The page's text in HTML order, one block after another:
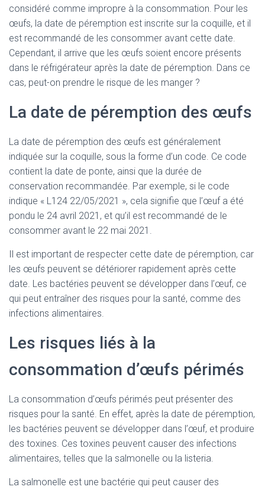
considéré comme impropre à la consommation. Pour les
œufs, la date de péremption est inscrite sur la coquille, et il
est recommandé de les consommer avant cette date.
Cependant, il arrive que les œufs soient encore présents
dans le réfrigérateur après la date de péremption. Dans ce
cas, peut-on prendre le risque de les manger ?
La date de péremption des œufs
La date de péremption des œufs est généralement
indiquée sur la coquille, sous la forme d’un code. Ce code
contient la date de ponte, ainsi que la durée de
conservation recommandée. Par exemple, si le code
indique « L124 22/05/2021 », cela signifie que l’œuf a été
pondu le 24 avril 2021, et qu’il est recommandé de le
consommer avant le 22 mai 2021.
Il est important de respecter cette date de péremption, car
les œufs peuvent se détériorer rapidement après cette
date. Les bactéries peuvent se développer dans l’œuf, ce
qui peut entraîner des risques pour la santé, comme des
infections alimentaires.
Les risques liés à la
consommation d’œufs périmés
La consommation d’œufs périmés peut présenter des
risques pour la santé. En effet, après la date de péremption,
les bactéries peuvent se développer dans l’œuf, et produire
des toxines. Ces toxines peuvent causer des infections
alimentaires, telles que la salmonelle ou la listeria.
La salmonelle est une bactérie qui peut causer des